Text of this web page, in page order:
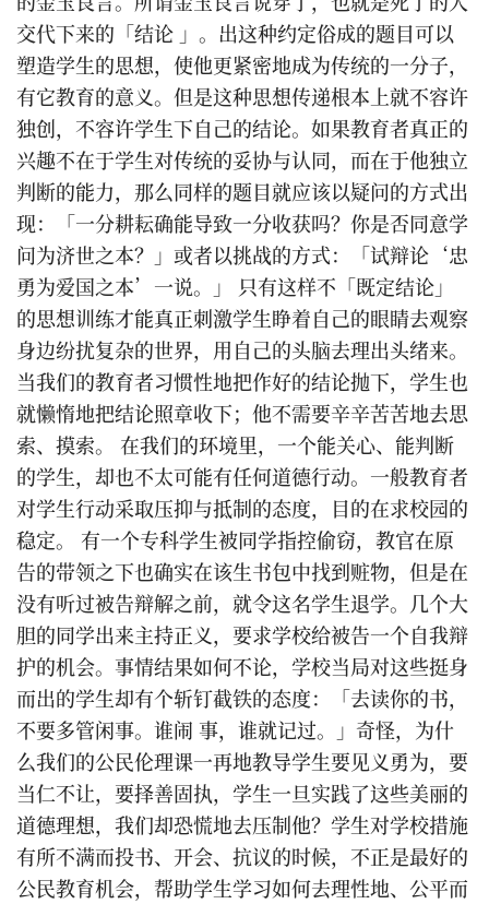
交代下来的「结论 」。出这种约定俗成的题目可以
塑造学生的思想，使他更紧密地成为传统的一分子，
有它教育的意义。但是这种思想传递根本上就不容许
独创，不容许学生下自己的结论。如果教育者真正的
兴趣不在于学生对传统的妥协与认同，而在于他独立
判断的能力，那么同样的题目就应该以疑问的方式出
现：「一分耕耘确能导致一分收获吗？你是否同意学
问为济世之本？」或者以挑战的方式：「试辩论‘忠
勇为爱国之本’一说。」 只有这样不「既定结论」
的思想训练才能真正刺激学生睁着自己的眼睛去观察
身边纷扰复杂的世界，用自己的头脑去理出头绪来。
当我们的教育者习惯性地把作好的结论抛下，学生也
就懒惰地把结论照章收下；他不需要辛辛苦苦地去思
索、摸索。 在我们的环境里，一个能关心、能判断
的学生，却也不太可能有任何道德行动。一般教育者
对学生行动采取压抑与抵制的态度，目的在求校园的
稳定。 有一个专科学生被同学指控偷窃，教官在原
告的带领之下也确实在该生书包中找到赃物，但是在
没有听过被告辩解之前，就令这名学生退学。几个大
胆的同学出来主持正义，要求学校给被告一个自我辩
护的机会。事情结果如何不论，学校当局对这些挺身
而出的学生却有个斩钉截铁的态度：「去读你的书，
不要多管闲事。谁闹 事，谁就记过。」奇怪，为什
么我们的公民伦理课一再地教导学生要见义勇为，要
当仁不让，要择善固执，学生一旦实践了这些美丽的
道德理想，我们却恐慌地去压制他？学生对学校措施
有所不满而投书、开会、抗议的时候，不正是最好的
公民教育机会，帮助学生学习如何去理性地、公平而